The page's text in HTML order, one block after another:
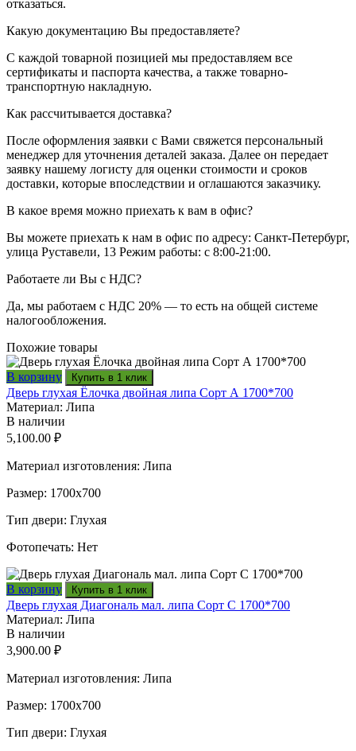
отказаться.
Какую документацию Вы предоставляете?
С каждой товарной позицией мы предоставляем все
сертификаты и паспорта качества, а также товарно-
транспортную накладную.
Как рассчитывается доставка?
После оформления заявки с Вами свяжется персональный
менеджер для уточнения деталей заказа. Далее он передает
заявку нашему логисту для оценки стоимости и сроков
доставки, которые впоследствии и оглашаются заказчику.
В какое время можно приехать к вам в офис?
Вы можете приехать к нам в офис по адресу: Санкт-Петербург,
улица Руставели, 13 Режим работы: с 8:00-21:00.
Работаете ли Вы с НДС?
Да, мы работаем с НДС 20% — то есть на общей системе
налогообложения.
Похожие товары
В корзину Купить в 1 клик
Дверь глухая Ёлочка двойная липа Сорт А 1700*700
Материал: Липа
В наличии
5,100.00 ₽
Материал изготовления: Липа
Размер: 1700х700
Тип двери: Глухая
Фотопечать: Нет
В корзину Купить в 1 клик
Дверь глухая Диагональ мал. липа Сорт С 1700*700
Материал: Липа
В наличии
3,900.00 ₽
Материал изготовления: Липа
Размер: 1700х700
Тип двери: Глухая